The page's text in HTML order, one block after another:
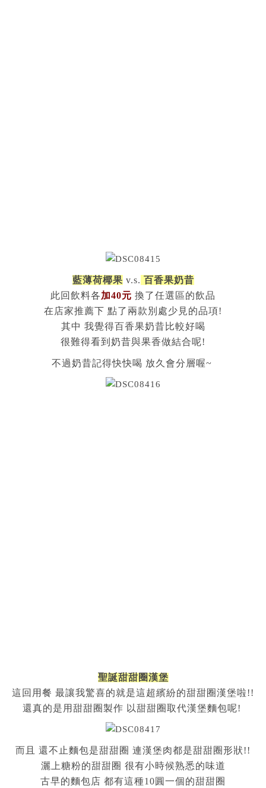
藍薄荷椰果 v.s. 百香果奶昔
此回飲料各加40元 換了任選區的飲品
在店家推薦下 點了兩款別處少見的品項!
其中 我覺得百香果奶昔比較好喝
很難得看到奶昔與果香做結合呢!
不過奶昔記得快快喝 放久會分層喔~
聖誕甜甜圈漢堡
這回用餐 最讓我驚喜的就是這超繽紛的甜甜圈漢堡啦!!
還真的是用甜甜圈製作 以甜甜圈取代漢堡麵包呢!
而且 還不止麵包是甜甜圈 連漢堡肉都是甜甜圈形狀!!
灑上糖粉的甜甜圈 很有小時候熟悉的味道
古早的麵包店 都有這種10圓一個的甜甜圈